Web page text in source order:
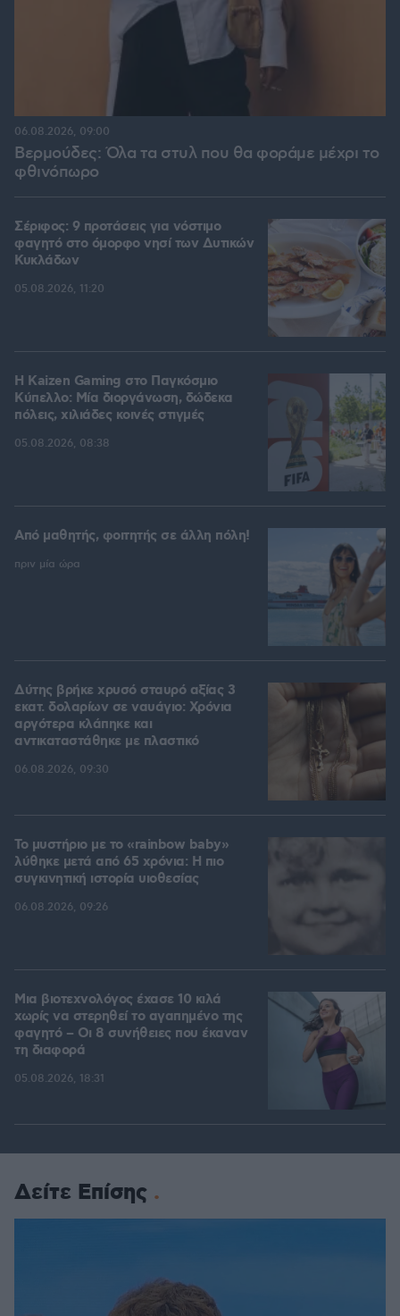
Βερμούδες: Όλα τα στυλ που θα φοράμε μέχρι το
φθινόπωρο
06.08.2026, 09:00
Σέριφος: 9 προτάσεις για νόστιμο
φαγητό στο όμορφο νησί των Δυτικών
Κυκλάδων
05.08.2026, 11:20
H Kaizen Gaming στο Παγκόσμιο
Kύπελλο: Μία διοργάνωση, δώδεκα
πόλεις, χιλιάδες κοινές στιγμές
05.08.2026, 08:38
Από μαθητής, φοιτητής σε άλλη πόλη!
πριν μία ώρα
Δύτης βρήκε χρυσό σταυρό αξίας 3
εκατ. δολαρίων σε ναυάγιο: Χρόνια
αργότερα κλάπηκε και
αντικαταστάθηκε με πλαστικό
06.08.2026, 09:30
Το μυστήριο με το «rainbow baby»
λύθηκε μετά από 65 χρόνια: Η πιο
συγκινητική ιστορία υιοθεσίας
06.08.2026, 09:26
Μια βιοτεχνολόγος έχασε 10 κιλά
χωρίς να στερηθεί το αγαπημένο της
φαγητό – Οι 8 συνήθειες που έκαναν
τη διαφορά
05.08.2026, 18:31
Δείτε Επίσης